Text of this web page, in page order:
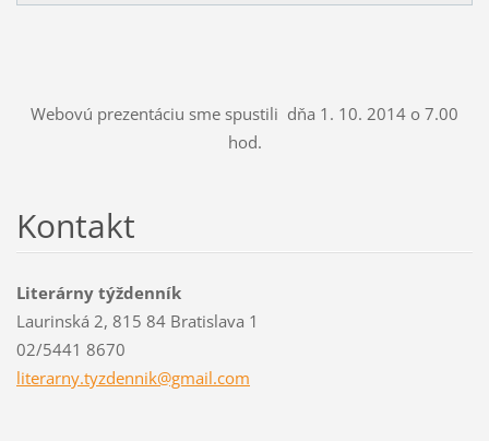
Webovú prezentáciu sme spustili dňa 1. 10. 2014 o 7.00
hod.
Kontakt
Literárny týždenník
Laurinská 2, 815 84 Bratislava 1
02/5441 8670
literarny.tyzdennik@gmail.com